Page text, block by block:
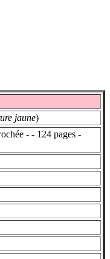
jaune)
- - 124 pages -